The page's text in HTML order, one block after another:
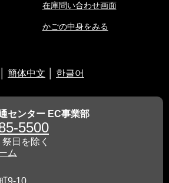
在庫問い合わせ画面
かごの中身をみる
簡体中文 한글어
センター EC事業部
5500
日を除く
ム
9-10